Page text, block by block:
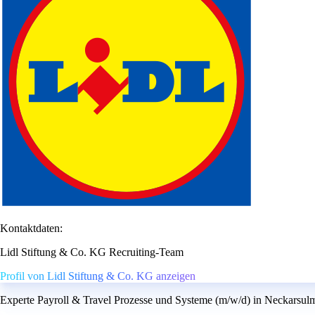
Kontaktdaten:
Lidl Stiftung & Co. KG Recruiting-Team
Profil von Lidl Stiftung & Co. KG anzeigen
Experte Payroll & Travel Prozesse und Systeme (m/w/d) in